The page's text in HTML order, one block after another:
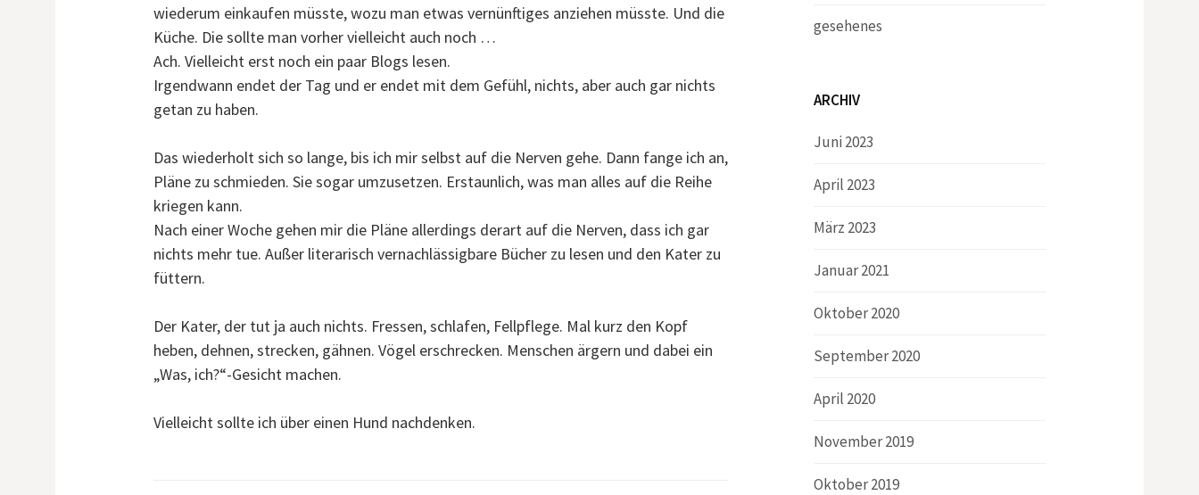
wiederum einkaufen müsste, wozu man etwas vernünftiges anziehen müsste. Und die
Küche. Die sollte man vorher vielleicht auch noch …
Ach. Vielleicht erst noch ein paar Blogs lesen.
Irgendwann endet der Tag und er endet mit dem Gefühl, nichts, aber auch gar nichts
getan zu haben.
Das wiederholt sich so lange, bis ich mir selbst auf die Nerven gehe. Dann fange ich an,
Pläne zu schmieden. Sie sogar umzusetzen. Erstaunlich, was man alles auf die Reihe
kriegen kann.
Nach einer Woche gehen mir die Pläne allerdings derart auf die Nerven, dass ich gar
nichts mehr tue. Außer literarisch vernachlässigbare Bücher zu lesen und den Kater zu
füttern.
Der Kater, der tut ja auch nichts. Fressen, schlafen, Fellpflege. Mal kurz den Kopf
heben, dehnen, strecken, gähnen. Vögel erschrecken. Menschen ärgern und dabei ein
„Was, ich?“-Gesicht machen.
Vielleicht sollte ich über einen Hund nachdenken.
gesehenes
ARCHIV
Juni 2023
April 2023
März 2023
Januar 2021
Oktober 2020
September 2020
April 2020
November 2019
Oktober 2019